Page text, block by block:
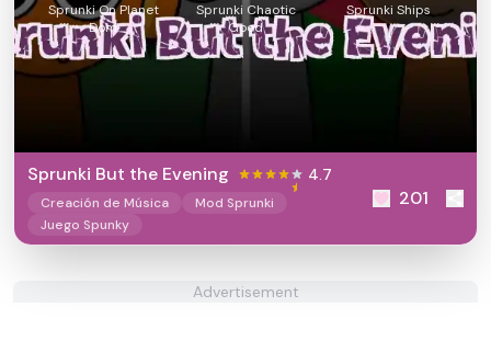
Sprunki On Planet
Dom
Sprunki Chaotic
Good
Sprunki Ships
Sprunki But the Evening 4.7
Creación de Música
Mod Sprunki
Juego Spunky
201
Advertisement